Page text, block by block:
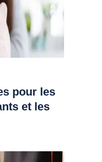
pour les
et les